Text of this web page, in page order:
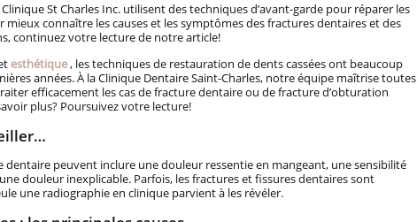
St Charles Inc. utilisent des techniques d’avant-garde pour réparer les
mieux connaître les causes et les symptômes des fractures dentaires et des
continuez votre lecture de notre article!
esthétique, les techniques de restauration de dents cassées ont beaucoup
années. À la Clinique Dentaire Saint-Charles, notre équipe maîtrise toutes
efficacement les cas de fracture dentaire ou de fracture d’obturation
plus? Poursuivez votre lecture!
dentaire peuvent inclure une douleur ressentie en mangeant, une sensibilité
douleur inexplicable. Parfois, les fractures et fissures dentaires sont
une radiographie en clinique parvient à les révéler.